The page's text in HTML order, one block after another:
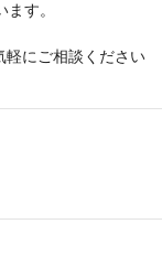
す。
にご相談ください